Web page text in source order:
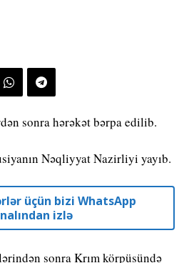
sonra hərəkət bərpa edilib.
Nəqliyyat Nazirliyi yayıb.
üçün bizi WhatsApp
izlə
sonra Krım körpüsündə